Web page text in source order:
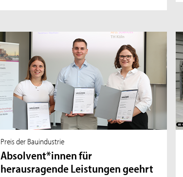
Preis der Bauindustrie
Absolvent*innen für
herausragende Leistungen geehrt